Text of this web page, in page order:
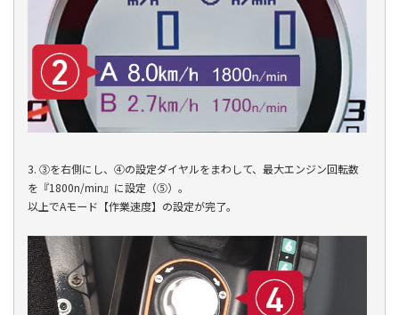
3. ③を右側にし、④の設定ダイヤルをまわして、最大エンジン回転数
を『1800n/min』に設定（⑤）。
以上でAモード【作業速度】の設定が完了。